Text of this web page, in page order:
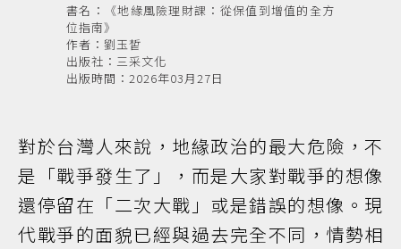
書名：《地緣風險理財課：從保值到增值的全方
位指南》
作者：劉玉皙
出版社：三采文化
出版時間：2026年03月27日
對於台灣人來說，地緣政治的最大危險，不
是「戰爭發生了」，而是大家對戰爭的想像
還停留在「二次大戰」或是錯誤的想像。現
代戰爭的面貌已經與過去完全不同，情勢相